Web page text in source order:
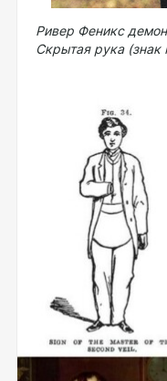
Ривер Феникс
Скрытая рука